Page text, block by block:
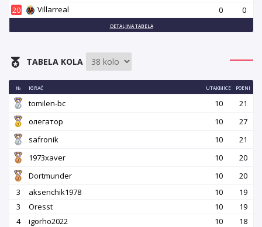
20
Villarreal 0 0
DETALJNA TABELA
TABELA KOLA
№ IGRAČ UTAKMICE POENI
tomilen-bc 10
21
олегатор
10
27
safronik
10
21
1973xaver
10
20
Dortmunder
10
20
3
aksenchik1978 10
19
3
Oresst 10
19
4
igorho2022 10
18